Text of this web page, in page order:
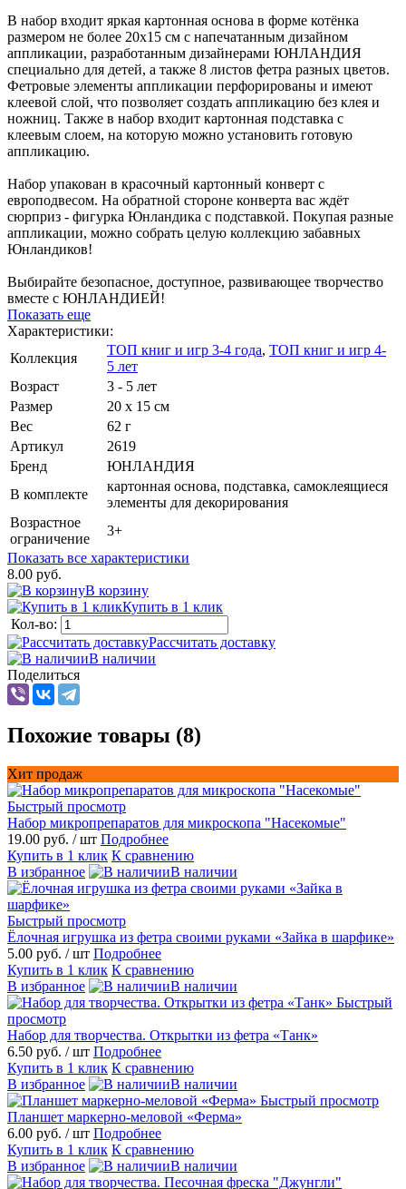
В набор входит яркая картонная основа в форме котёнка
размером не более 20х15 см с напечатанным дизайном
аппликации, разработанным дизайнерами ЮНЛАНДИЯ
специально для детей, а также 8 листов фетра разных цветов.
Фетровые элементы аппликации перфорированы и имеют
клеевой слой, что позволяет создать аппликацию без клея и
ножниц. Также в набор входит картонная подставка с
клеевым слоем, на которую можно установить готовую
аппликацию.
Набор упакован в красочный картонный конверт с
европодвесом. На обратной стороне конверта вас ждёт
сюрприз - фигурка Юнландика с подставкой. Покупая разные
аппликации, можно собрать целую коллекцию забавных
Юнландиков!
Выбирайте безопасное, доступное, развивающее творчество
вместе с ЮНЛАНДИЕЙ!
Показать еще
Характеристики:
Коллекция
ТОП книг и игр 3-4 года, ТОП книг и игр 4-
5 лет
Возраст
3 - 5 лет
Размер
20 х 15 см
Вес
62 г
Артикул
2619
Бренд
ЮНЛАНДИЯ
В комплекте
картонная основа, подставка, самоклеящиеся
элементы для декорирования
Возрастное
ограничение
3+
Показать все характеристики
8.00 руб.
В корзину
Купить в 1 клик
Кол-во:
Рассчитать доставку
В наличии
Поделиться
Похожие товары (8)
Хит продаж
Быстрый просмотр
Набор микропрепаратов для микроскопа "Насекомые"
19.00 руб. / шт Подробнее
Купить в 1 клик К сравнению
В избранное
В наличии
Быстрый просмотр
Ёлочная игрушка из фетра своими руками «Зайка в шарфике»
5.00 руб. / шт Подробнее
Купить в 1 клик К сравнению
В избранное
В наличии
Быстрый
просмотр
Набор для творчества. Открытки из фетра «Танк»
6.50 руб. / шт Подробнее
Купить в 1 клик К сравнению
В избранное
В наличии
Быстрый просмотр
Планшет маркерно-меловой «Ферма»
6.00 руб. / шт Подробнее
Купить в 1 клик К сравнению
В избранное
В наличии